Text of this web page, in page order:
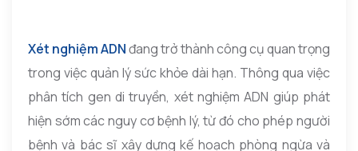
Xét nghiệm ADNđang trở thành công cụ quan trọng
trong việc quản lý sức khỏe dài hạn. Thông qua việc
phân tích gen di truyền, xét nghiệm ADN giúp phát
hiện sớm các nguy cơ bệnh lý, từ đó cho phép người
bệnh và bác sĩ xây dựng kế hoạch phòng ngừa và